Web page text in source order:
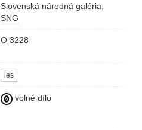
Slovenská národná galéria,
SNG
O 3228
les
volné dílo